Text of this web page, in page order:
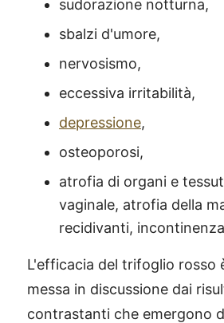
sudorazione notturna,
sbalzi d'umore,
nervosismo,
eccessiva irritabilità,
depressione,
osteoporosi,
atrofia di organi e
vaginale, atrofia della
recidivanti,
L'efficacia del trifoglio rosso
messa in discussione dai
contrastanti che emergono